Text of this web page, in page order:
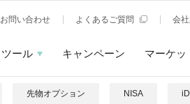
お問い合わせ よくあるご質問 会
ツール キャンペーン マーケッ
先物オプション NISA